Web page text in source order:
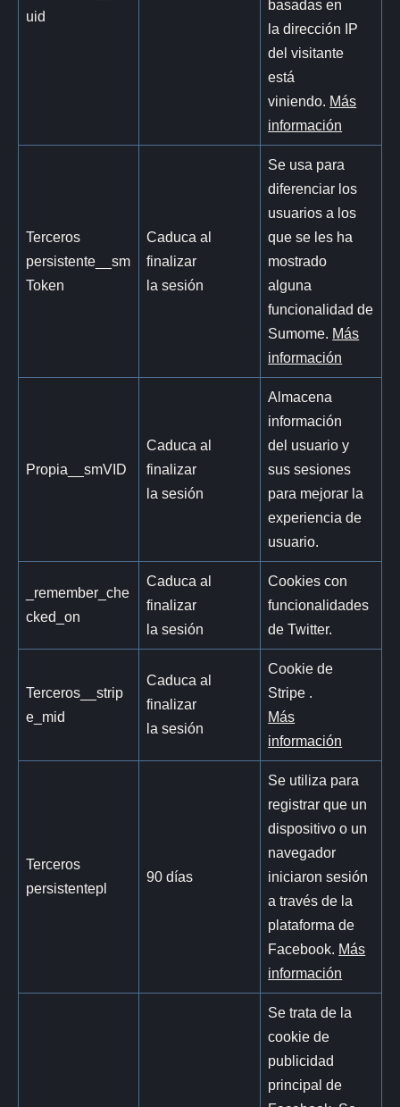
uid
basadas en
la dirección IP
del visitante
está
viniendo. Más
información
Terceros
persistente__sm
Token
Caduca al
finalizar
la sesión
Se usa para
diferenciar los
usuarios a los
que se les ha
mostrado
alguna
funcionalidad de
Sumome. Más
información
Propia__smVID
Caduca al
finalizar
la sesión
Almacena
información
del usuario y
sus sesiones
para mejorar la
experiencia de
usuario.
_remember_che
cked_on
Caduca al
finalizar
la sesión
Cookies con
funcionalidades
de Twitter.
Terceros__strip
e_mid
Caduca al
finalizar
la sesión
Cookie de
Stripe .
Más
información
Terceros
persistentepl
90 días
Se utiliza para
registrar que un
dispositivo o un
navegador
iniciaron sesión
a través de la
plataforma de
Facebook. Más
información
Se trata de la
cookie de
publicidad
principal de